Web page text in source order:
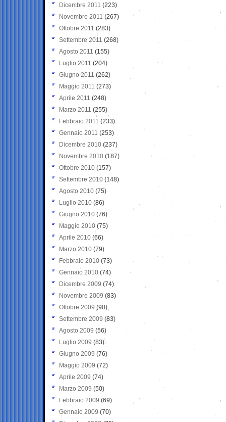
Dicembre 2011 (223)
Novembre 2011 (267)
Ottobre 2011 (283)
Settembre 2011 (268)
Agosto 2011 (155)
Luglio 2011 (204)
Giugno 2011 (262)
Maggio 2011 (273)
Aprile 2011 (248)
Marzo 2011 (255)
Febbraio 2011 (233)
Gennaio 2011 (253)
Dicembre 2010 (237)
Novembre 2010 (187)
Ottobre 2010 (157)
Settembre 2010 (148)
Agosto 2010 (75)
Luglio 2010 (86)
Giugno 2010 (76)
Maggio 2010 (75)
Aprile 2010 (66)
Marzo 2010 (79)
Febbraio 2010 (73)
Gennaio 2010 (74)
Dicembre 2009 (74)
Novembre 2009 (83)
Ottobre 2009 (90)
Settembre 2009 (83)
Agosto 2009 (56)
Luglio 2009 (83)
Giugno 2009 (76)
Maggio 2009 (72)
Aprile 2009 (74)
Marzo 2009 (50)
Febbraio 2009 (69)
Gennaio 2009 (70)